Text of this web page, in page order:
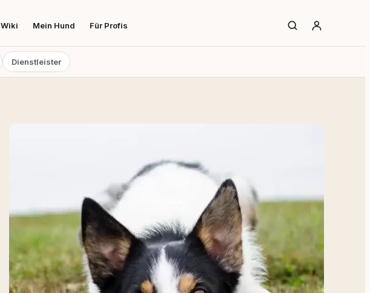
Wiki Mein Hund Für Profis
Dienstleister